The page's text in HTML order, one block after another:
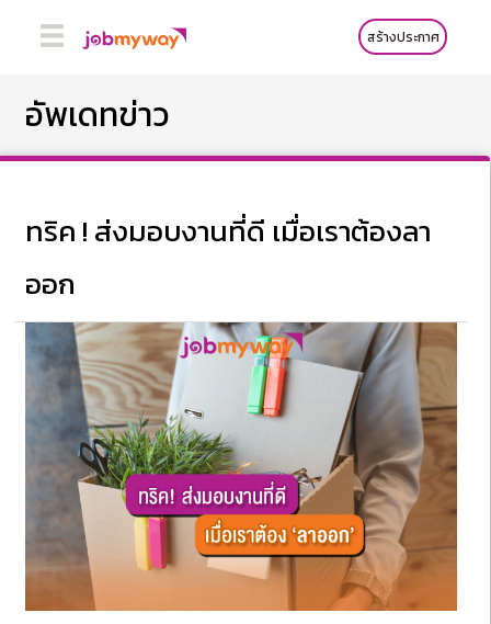
สร้างประกาศ
อัพเดทข่าว
ทริค ! ส่งมอบงานที่ดี เมื่อเราต้องลา
ออก